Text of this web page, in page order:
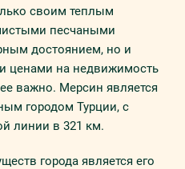
своим теплым
песчаными
достоянием, но и
ценами на недвижимость
важно. Мерсин является
городом Турции, с
линии в 321 км.
города является его